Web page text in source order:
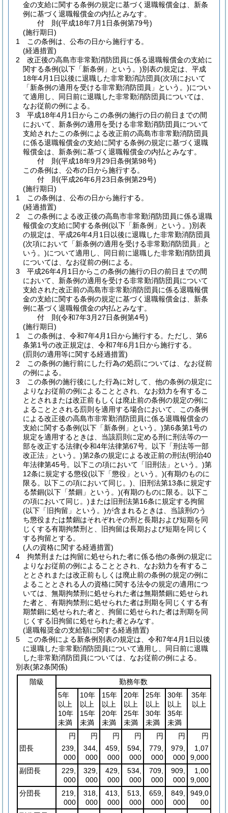
金の支給に関する条例の規定に基づく退職報償金は、新条
例に基づく退職報償金の内払とみなす。
付 則(平成18年7月1日条例第79号)
(施行期日)
1
この条例は、公布の日から施行する。
(経過措置)
2
改正後の高島市非常勤消防団員に係る退職報償金の支給に
関する条例(以下「新条例」という。)別表の規定は、平成
18年4月1日以後に退職した非常勤消訪団員(次項において
「新条例の適用を受ける非常勤消防団員」という。)につい
て適用し、同日前に退職した非常勤消防団員については、
なお従前の例による。
3
平成18年4月1日からこの条例の施行の日の前日までの間
において、新条例の適用を受ける非常勤消防団員について
支給されたこの条例による改正前の高島市非常勤消防団員
に係る退職報償金の支給に関する条例の規定に基づく退職
報償金は、新条例に基づく退職報償金の内払とみなす。
付 則(平成18年9月29日条例第98号)
この条例は、公布の日から施行する。
付 則(平成26年6月23日条例第29号)
(施行期日)
1
この条例は、公布の日から施行する。
(経過措置)
2
この条例による改正後の高島市非常勤消防団員に係る退職
報償金の支給に関する条例(以下「新条例」という。)別表
の規定は、平成26年4月1日以後に退職した非常勤消防団員
(次項において「新条例の適用を受ける非常勤消防団員」と
いう。)について適用し、同日前に退職した非常勤消防団員
については、なお従前の例による。
3
平成26年4月1日からこの条例の施行の日の前日までの間
において、新条例の適用を受ける非常勤消防団員について
支給された改正前の高島市非常勤消防団員に係る退職報償
金の支給に関する条例の規定に基づく退職報償金は、新条
例に基づく退職報償金の内払とみなす。
付 則(令和7年3月27日条例第4号)
(施行期日)
1
この条例は、令和7年4月1日から施行する。 ただし、第6
条第1号の改正規定は、令和7年6月1日から施行する。
(罰則の適用等に関する経過措置)
2
この条例の施行前にした行為の処罰については、なお従前
の例による。
3
この条例の施行後にした行為に対して、他の条例の規定に
よりなお従前の例によることとされ、なお効力を有するこ
ととされまたは改正前もしくは廃止前の条例の規定の例に
よることとされる罰則を適用する場合において、この条例
による改正後の高島市非常勤消防団員に係る退職報償金の
支給に関する条例(以下「新条例」という。)第6条第1号の
規定を適用するときは、当該罰則に定める刑に刑法等の一
部を改正する法律(令和4年法律第67号。以下「刑法等一部
改正法」という。)第2条の規定による改正前の刑法(明治40
年法律第45号。以下この項において「旧刑法」という。)第
12条に規定する懲役(以下「懲役」という。)(有期のものに
限る。以下この項において同じ。) 、旧刑法第13条に規定す
る禁錮(以下「禁錮」という。)(有期のものに限る。以下こ
の項において同じ。) または旧刑法第16条に規定する拘留
(以下「旧拘留」という。)が含まれるときは、当該刑のう
ち懲役または禁錮はそれぞれその刑と長期および短期を同
じくする有期拘禁刑と、旧拘留は長期および短期を同じく
する拘留とする。
(人の資格に関する経過措置)
4
拘禁刑または拘留に処せられた者に係る他の条例の規定に
よりなお従前の例によることとされ、なお効力を有するこ
ととされまたは改正前もしくは廃止前の条例の規定の例に
よることとされる人の資格に関する法令の規定の適用につ
いては、無期拘禁刑に処せられた者は無期禁錮に処せられ
た者と、有期拘禁刑に処せられた者は刑期を同じくする有
期禁錮に処せられた者と、拘留に処せられた者は刑期を同
じくする旧拘留に処せられた者とみなす。
(退職報奨金の支給額に関する経過措置)
5
この条例による新条例別表の規定は、令和7年4月1日以後
に退職した非常勤消防団員について適用し、同日前に退職
した非常勤消防団員については、なお従前の例による。
別表(第2条関係)
階級
勤務年数
5年
以上
10年
未満
10年
以上
15年
未満
15年
以上
20年
未満
20年
以上
25年
未満
25年
以上
30年
未満
30年
以上
35年
未満
35年
以上
円 円 円 円 円 円
円
団長
239,
000
344,
000
459,
000
594,
000
779,
000
979,
000
1,07
9,000
副団長
229,
000
329,
000
429,
000
534,
000
709,
000
909,
000
1,00
9,000
分団長
219,
000
318,
000
413,
000
513,
000
659,
000
849,
000
949,0
00